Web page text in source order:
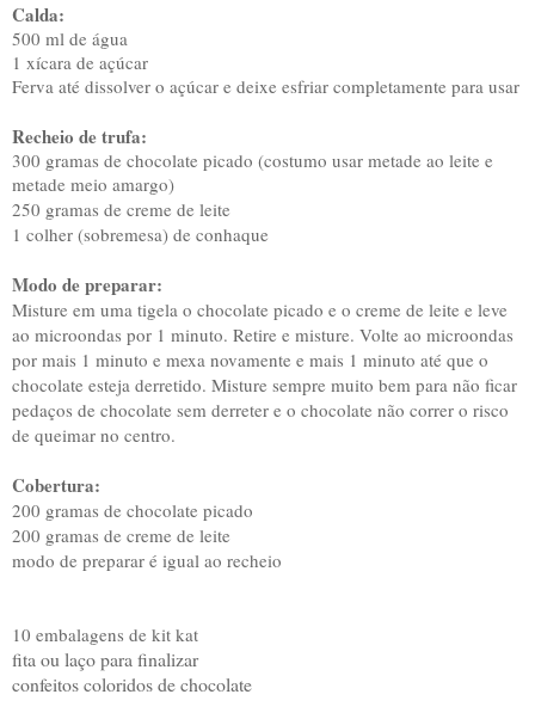
Calda:
500 ml de água
1 xícara de açúcar
Ferva até dissolver o açúcar e deixe esfriar completamente para usar
Recheio de trufa:
300 gramas de chocolate picado (costumo usar metade ao leite e
metade meio amargo)
250 gramas de creme de leite
1 colher (sobremesa) de conhaque
Modo de preparar:
Misture em uma tigela o chocolate picado e o creme de leite e leve
ao microondas por 1 minuto. Retire e misture. Volte ao microondas
por mais 1 minuto e mexa novamente e mais 1 minuto até que o
chocolate esteja derretido. Misture sempre muito bem para não ficar
pedaços de chocolate sem derreter e o chocolate não correr o risco
de queimar no centro.
Cobertura:
200 gramas de chocolate picado
200 gramas de creme de leite
modo de preparar é igual ao recheio
10 embalagens de kit kat
fita ou laço para finalizar
confeitos coloridos de chocolate